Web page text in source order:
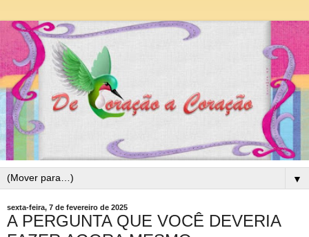
▼
sexta-feira, 7 de fevereiro de 2025
A PERGUNTA QUE VOCÊ DEVERIA